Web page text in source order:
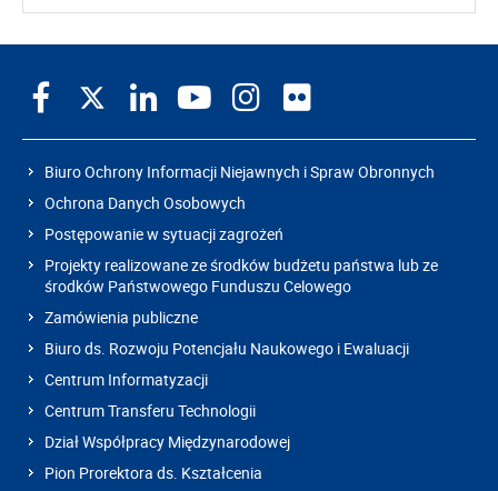
Biuro Ochrony Informacji Niejawnych i Spraw Obronnych
Ochrona Danych Osobowych
Postępowanie w sytuacji zagrożeń
Projekty realizowane ze środków budżetu państwa lub ze
środków Państwowego Funduszu Celowego
Zamówienia publiczne
Biuro ds. Rozwoju Potencjału Naukowego i Ewaluacji
Centrum Informatyzacji
Centrum Transferu Technologii
Dział Współpracy Międzynarodowej
Pion Prorektora ds. Kształcenia